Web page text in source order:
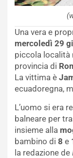
Una vera e
mercoledì 29
piccola località
provincia di
La vittima è
ecuadoregna,
L’uomo si era
balneare per
insieme alla
bambino di 8 e
la redazione de